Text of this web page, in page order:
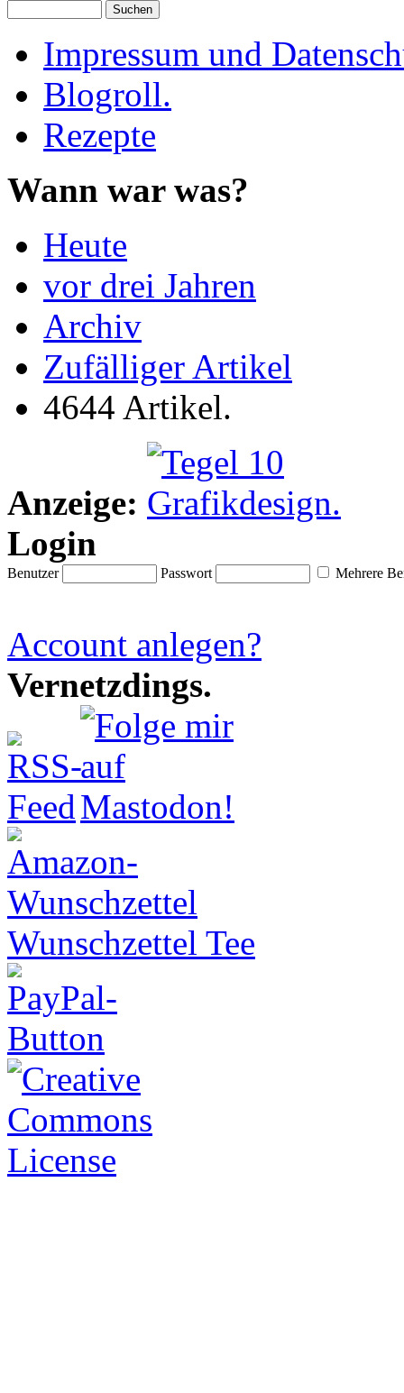
Impressum und
Blogroll.
Rezepte
Wann war was?
Heute
vor drei Jahren
Archiv
Zufälliger Artikel
4644 Artikel.
Anzeige:
Login
Benutzer Passwort Mehrere
Account anlegen?
Vernetzdings.
Wunschzettel Tee